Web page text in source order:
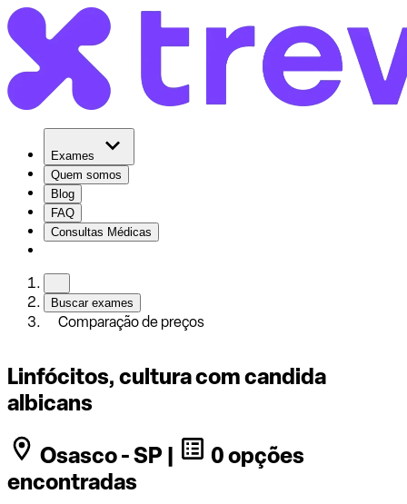
Exames
Quem somos
Blog
FAQ
Consultas Médicas
Buscar exames
Comparação de preços
Linfócitos, cultura com candida
albicans
Osasco - SP |
0 opções
encontradas